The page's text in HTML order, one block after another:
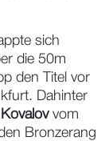
sich
die 50m
den Titel vor
Dahinter
vom
Bronzerang